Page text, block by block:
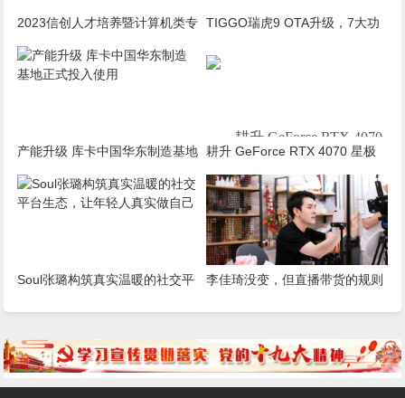
2023信创人才培养暨计算机类专
业建设论坛在镇江隆重召开
TIGGO瑞虎9 OTA升级，7大功
能焕新升级，出行更安心！
产能升级 库卡中国华东制造基地
正式投入使用
耕升 GeForce RTX 4070
GeForce RTX 4070 星极幻姬
OC同样采用Ada Lovelace 架
构核心，并且支持诸多
NVIDIA RTX技术，其中在
提供强大的性能释放且满足
耕升 GeForce RTX 4070 星极
皓月 OC给玩家带来DLSS3+2K
光追百帧游戏体验
Soul张璐构筑真实温暖的社交平
台生态，让年轻人真实做自己
李佳琦没变，但直播带货的规则
变了